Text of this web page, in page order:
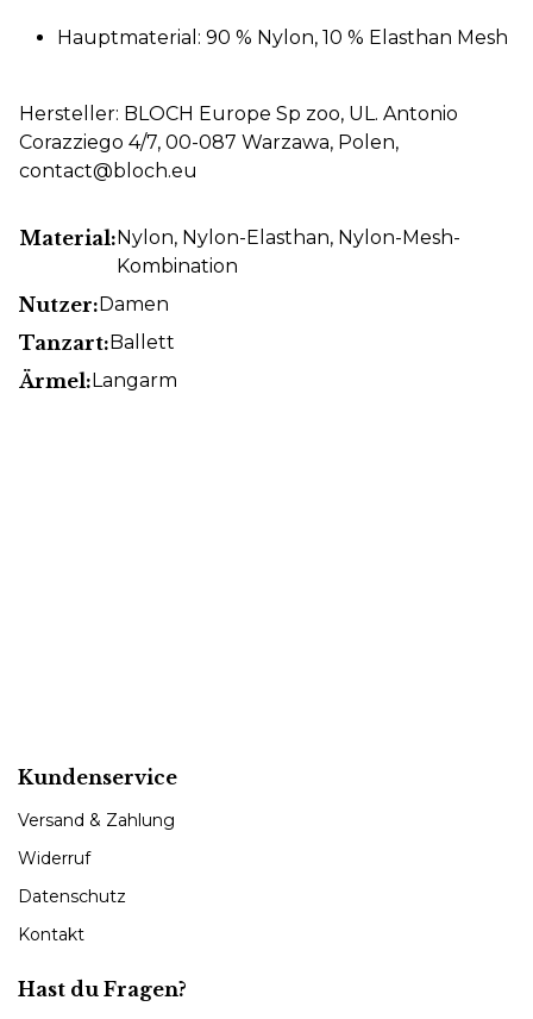
Hauptmaterial: 90 % Nylon, 10 % Elasthan Mesh
Hersteller: BLOCH Europe Sp zoo, UL. Antonio
Corazziego 4/7, 00-087 Warzawa, Polen,
contact@bloch.eu
Material:Nylon, Nylon-Elasthan, Nylon-Mesh-
Kombination
Nutzer:Damen
Tanzart:Ballett
Ärmel:Langarm
Kundenservice
Versand & Zahlung
Widerruf
Datenschutz
Kontakt
Hast du Fragen?